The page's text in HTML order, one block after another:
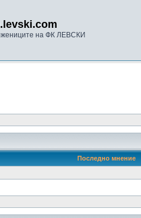
на ФК ЛЕВСКИ
Последно мнение